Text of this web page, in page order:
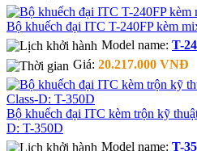
Bộ khuếch đại ITC T-240FP kèm
Model name: T-
Giá: 20.217.000 VNĐ
Bộ khuếch đại ITC kèm trộn kỹ
D: T-350D
Model name: T-